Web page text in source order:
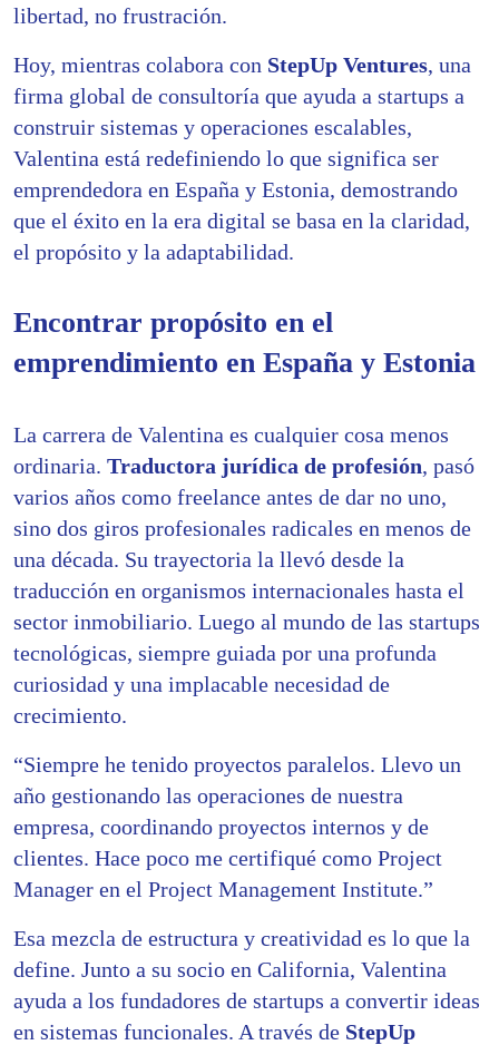
libertad, no frustración.
Hoy, mientras colabora con StepUp Ventures, una
firma global de consultoría que ayuda a startups a
construir sistemas y operaciones escalables,
Valentina está redefiniendo lo que significa ser
emprendedora en España y Estonia, demostrando
que el éxito en la era digital se basa en la claridad,
el propósito y la adaptabilidad.
Encontrar propósito en el
emprendimiento en España y Estonia
La carrera de Valentina es cualquier cosa menos
ordinaria. Traductora jurídica de profesión, pasó
varios años como freelance antes de dar no uno,
sino dos giros profesionales radicales en menos de
una década. Su trayectoria la llevó desde la
traducción en organismos internacionales hasta el
sector inmobiliario. Luego al mundo de las startups
tecnológicas, siempre guiada por una profunda
curiosidad y una implacable necesidad de
crecimiento.
“Siempre he tenido proyectos paralelos. Llevo un
año gestionando las operaciones de nuestra
empresa, coordinando proyectos internos y de
clientes. Hace poco me certifiqué como Project
Manager en el Project Management Institute.”
Esa mezcla de estructura y creatividad es lo que la
define. Junto a su socio en California, Valentina
ayuda a los fundadores de startups a convertir ideas
en sistemas funcionales. A través de StepUp